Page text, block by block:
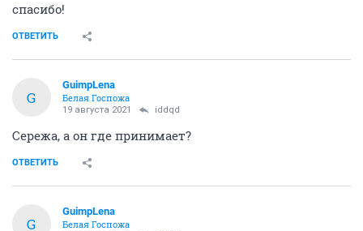
спасибо!
ОТВЕТИТЬ
G
GuimpLena
Белая Госпожа
19 августа 2021 iddqd
Сережа, а он где принимает?
ОТВЕТИТЬ
G
GuimpLena
Белая Госпожа